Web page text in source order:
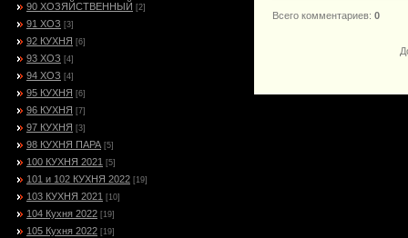
90 ХОЗЯЙСТВЕННЫЙ [2]
91 ХОЗ [3]
92 КУХНЯ [6]
93 ХОЗ [4]
94 ХОЗ [4]
95 КУХНЯ [6]
96 КУХНЯ [7]
97 КУХНЯ [3]
98 КУХНЯ ПАРА [5]
100 КУХНЯ 2021 [5]
101 и 102 КУХНЯ 2022 [19]
103 КУХНЯ 2021 [10]
104 Кухня 2022 [19]
105 Кухня 2022 [19]
Всего комментариев: 0